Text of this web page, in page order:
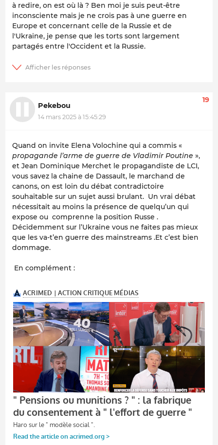
à redire, on est où là ? Ben moi je suis peut-être
inconsciente mais je ne crois pas à une guerre en
Europe et concernant celle de la Russie et de
l'Ukraine, je pense que les torts sont largement
partagés entre l'Occident et la Russie.
Pekebou
14 mars 2025 à 15:45:29
19
Quand on invite Elena Volochine qui a commis «
propagande l’arme de guerre de Vladimir Poutine »,
et Jean Dominique Merchet le propagandiste de LCI,
vous savez la chaine de Dassault, le marchand de
canons, on est loin du débat contradictoire
souhaitable sur un sujet aussi brulant. Un vrai débat
nécessitait au moins la présence de quelqu’un qui
expose ou comprenne la position Russe .
Décidemment sur l’Ukraine vous ne faites pas mieux
que les va-t’en guerre des mainstreams .Et c’est bien
dommage.
En complément :